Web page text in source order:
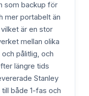
som backup för
mer portabelt än
är en stor
mellan olika
pålitlig, och
längre tids
Stanley
både 1-fas och